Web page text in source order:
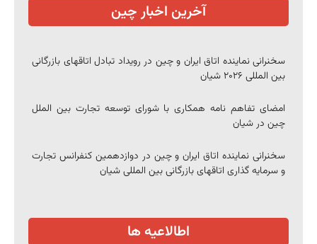
آخرین اخبار چین
سخنرانی نماینده اتاق ایران و چین در رویداد تبادل اتاقهای بازرگانی
بین المللی ۲۰۲۶ شیان
امضای تفاهم نامه همکاری با شورای توسعه تجارت بین الملل
چین در شیان
سخنرانی نماینده اتاق ایران و چین در دوازدهمین کنفرانس تجارت
و سرمایه گذاری اتاقهای بازرگانی بین المللی شیان
اطالاعیه ها